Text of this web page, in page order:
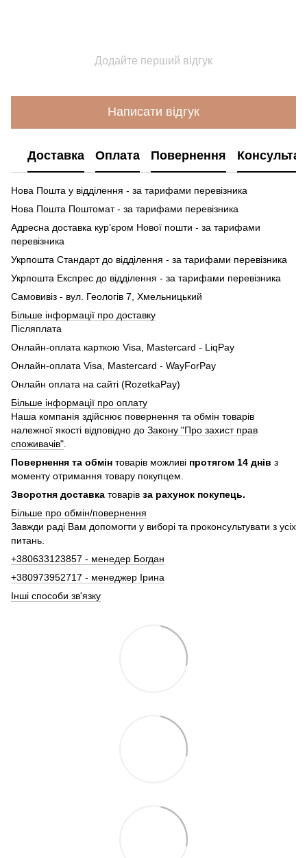
Додайте перший відгук
Написати відгук
Доставка Оплата Повернення
Нова Пошта у відділення - за тарифами перевізника
Нова Пошта Поштомат - за тарифами перевізника
Адресна доставка кур’єром Нової пошти - за тарифами
перевізника
Укрпошта Стандарт до відділення - за тарифами перевізника
Укрпошта Експрес до відділення - за тарифами перевізника
Самовивіз - вул. Геологів 7, Хмельницький
Більше інформації про доставку
Післяплата
Онлайн-оплата карткою Visa, Mastercard - LiqPay
Онлайн-оплата Visa, Mastercard - WayForPay
Онлайн оплата на сайті (RozetkaPay)
Більше інформації про оплату
Наша компанія здійснює повернення та обмін товарів
належної якості відповідно до Закону "Про захист прав
споживачів"
Повернення та обмін товарів можливі протягом 14 днів з
моменту отримання товару покупцем.
Зворотня доставка товарів за рахунок покупець.
Більше про обмін/повернення
Завжди раді Вам допомогти у виборі та проконсультувати з усіх
питань.
+380633123857 - менедер Богдан
+380973952717 - менеджер Ірина
Інші способи зв'язку